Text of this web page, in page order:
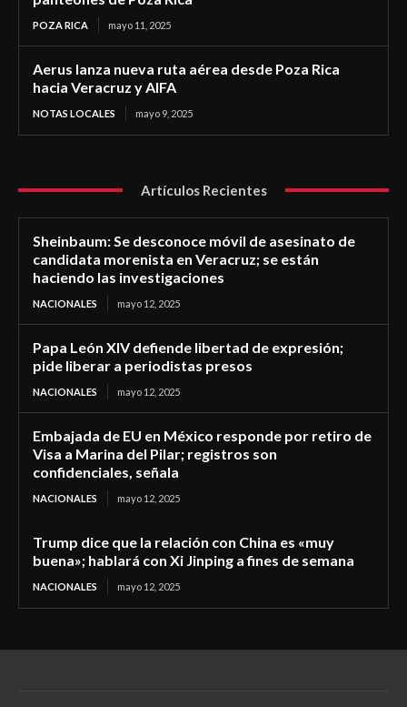
POZA RICA mayo 11, 2025
Aerus lanza nueva ruta aérea desde Poza Rica
hacia Veracruz y AIFA
NOTAS LOCALES mayo 9, 2025
Artículos Recientes
Sheinbaum: Se desconoce móvil de asesinato de
candidata morenista en Veracruz; se están
haciendo las investigaciones
NACIONALES mayo 12, 2025
Papa León XIV defiende libertad de expresión;
pide liberar a periodistas presos
NACIONALES mayo 12, 2025
Embajada de EU en México responde por retiro de
Visa a Marina del Pilar; registros son
confidenciales, señala
NACIONALES mayo 12, 2025
Trump dice que la relación con China es «muy
buena»; hablará con Xi Jinping a fines de semana
NACIONALES mayo 12, 2025